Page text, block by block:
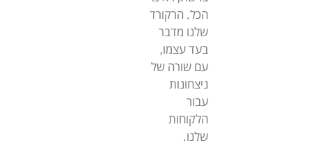
הכל. הרקורד
שלנו מדבר
בעד עצמו,
עם שורה של
ניצחונות
עבור
הלקוחות
שלנו.